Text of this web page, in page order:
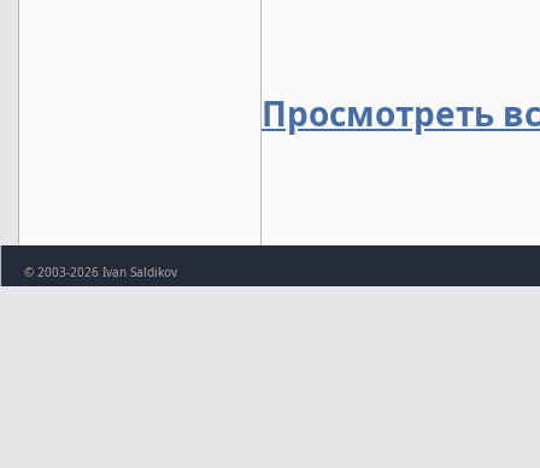
Просмотреть
© 2003-2026 Ivan Saldikov